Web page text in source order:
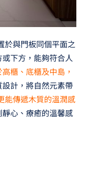
於與門板同個平面之
下方，能夠符合人
櫃、底櫃及中島，
計，將自然元素帶
能傳遞木質的溫潤感
心、療癒的溫馨感